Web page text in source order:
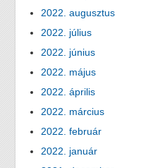
2022. augusztus
2022. július
2022. június
2022. május
2022. április
2022. március
2022. február
2022. január